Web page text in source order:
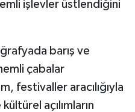
işlevler üstlendiğini
barış ve
çabalar
festivaller aracılığıyla
açılımların